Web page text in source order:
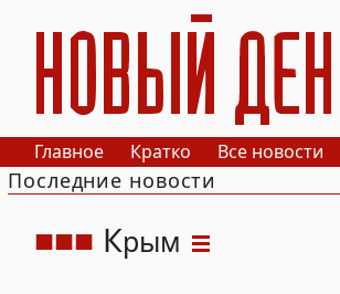
РИА Новый День
Главное Кратко Все новости
Последние новости
Крым